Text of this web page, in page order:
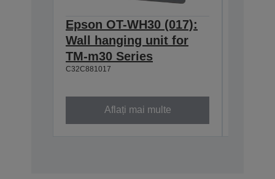
Epson OT-WH30 (017):
Wall hanging unit for
TM-m30 Series
C32C881017
Aflați mai multe